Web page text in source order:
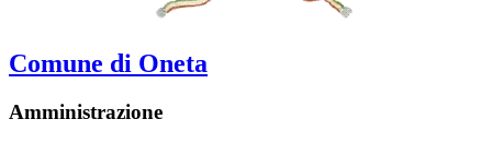
Comune di Oneta
Amministrazione